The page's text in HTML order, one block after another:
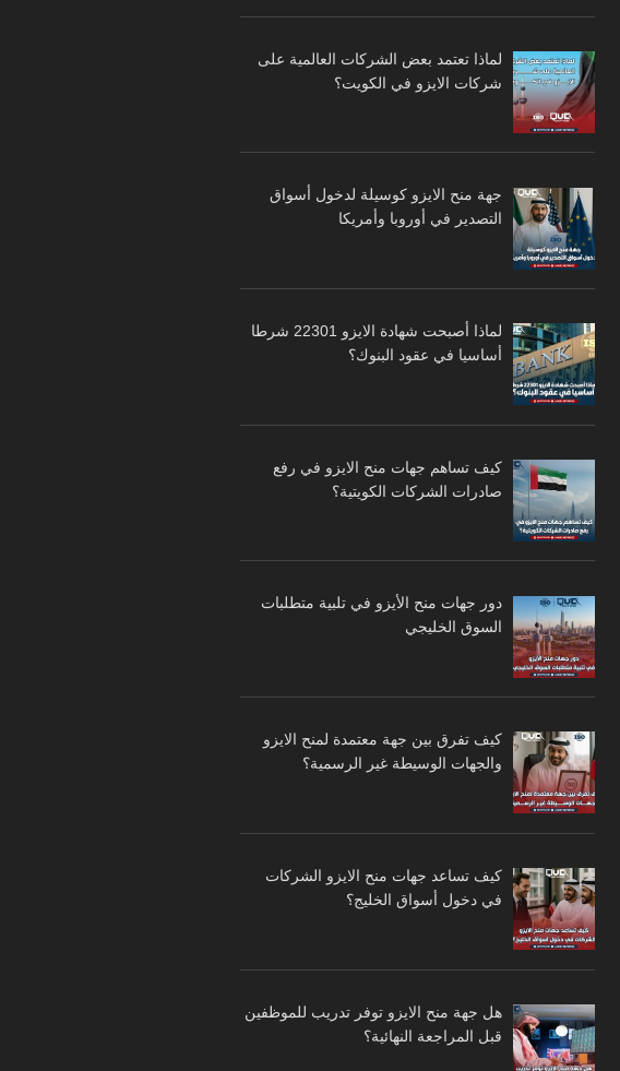
لماذا تعتمد بعض الشركات العالمية على
شركات الايزو في الكويت؟
جهة منح الايزو كوسيلة لدخول أسواق
التصدير في أوروبا وأمريكا
لماذا أصبحت شهادة الايزو 22301 شرطا
أساسيا في عقود البنوك؟
كيف تساهم جهات منح الايزو في رفع
صادرات الشركات الكويتية؟
دور جهات منح الأيزو في تلبية متطلبات
السوق الخليجي
كيف تفرق بين جهة معتمدة لمنح الايزو
والجهات الوسيطة غير الرسمية؟
كيف تساعد جهات منح الايزو الشركات
في دخول أسواق الخليج؟
هل جهة منح الايزو توفر تدريب للموظفين
قبل المراجعة النهائية؟